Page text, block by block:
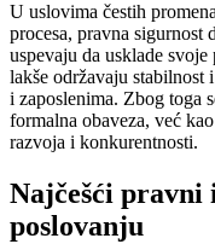
U uslovima čestih
procesa, pravna
uspevaju da usklade
lakše održavaju stabilnost
i zaposlenima. Zbog toga
formalna obaveza, već
razvoja i konkurentnosti.
Najčešći pravni
poslovanju